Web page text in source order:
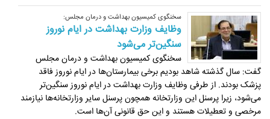
سخنگوی کمیسیون بهداشت و درمان مجلس:
وظایف وزارت بهداشت در ایام نوروز
سنگین‌تر می‌شود
سخنگوی کمیسیون بهداشت و درمان مجلس
گفت: سال گذشته شاهد بودیم برخی بیمارستان‌ها در ایام نوروز فاقد
پزشک بودند. از طرفی وظایف وزارت بهداشت در ایام نوروز سنگین‌تر
می‌شود، زیرا پرسنل این وزارتخانه همچون پرسنل سایر وزارتخانه‌ها نیازمند
مرخصی و تعطیلات هستند و این حق قانونی آن‌ها است.